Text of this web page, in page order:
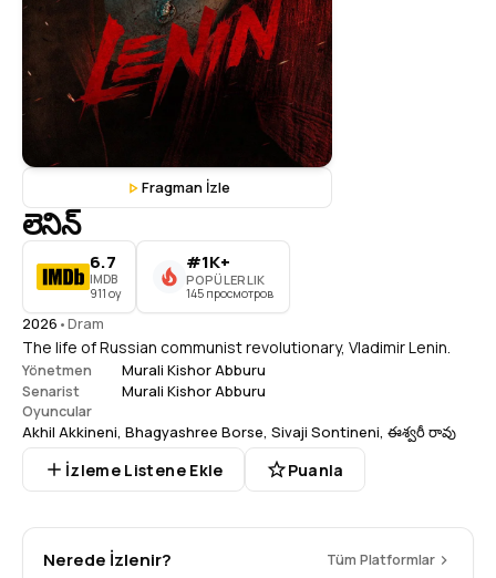
Fragman İzle
లెనిన్
6.7
IMDB
911 oy
#1K+
POPÜLERLIK
145 просмотров
2026 •Dram
The life of Russian communist revolutionary, Vladimir Lenin.
Yönetmen Murali Kishor Abburu
Senarist Murali Kishor Abburu
Oyuncular
Akhil Akkineni, Bhagyashree Borse, Sivaji Sontineni, ఈశ్వరీ రావు
İzleme Listene Ekle Puanla
Nerede İzlenir?
Tüm Platformlar